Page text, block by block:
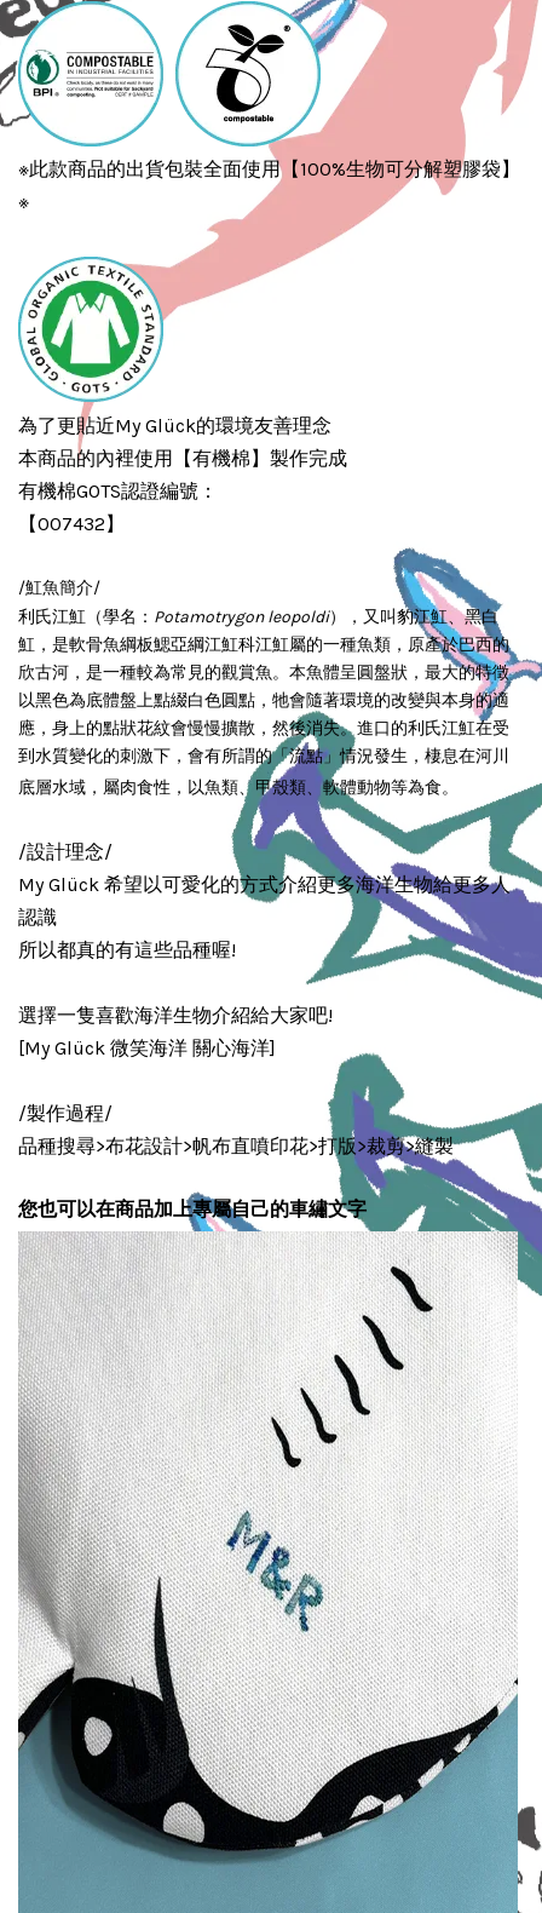
※此款商品的出貨包裝全面使用【100%生物可分解塑膠袋】
※
為了更貼近My Glück的環境友善理念
本商品的內裡使用【有機棉】製作完成
有機棉GOTS認證編號：
【007432】
/魟魚簡介/
利氏江魟（學名： Potamotrygon leopoldi），又叫豹江魟、黑白
魟，是軟骨魚綱板鰓亞綱江魟科江魟屬的一種魚類，原產於巴西的
欣古河，是一種較為常見的觀賞魚。本魚體呈圓盤狀，最大的特徵
以黑色為底體盤上點綴白色圓點，牠會隨著環境的改變與本身的適
應，身上的點狀花紋會慢慢擴散，然後消失。進口的利氏江魟在受
到水質變化的刺激下，會有所謂的「流點」情況發生，棲息在河川
底層水域，屬肉食性，以魚類、甲殼類、軟體動物等為食。
/設計理念/
My Glück 希望以可愛化的方式介紹更多海洋生物給更多人
認識
所以都真的有這些品種喔!
選擇一隻喜歡海洋生物介紹給大家吧!
[My Glück 微笑海洋 關心海洋]
/製作過程/
品種搜尋>布花設計>帆布直噴印花>打版>裁剪>縫製
您也可以在商品加上專屬自己的車繡文字